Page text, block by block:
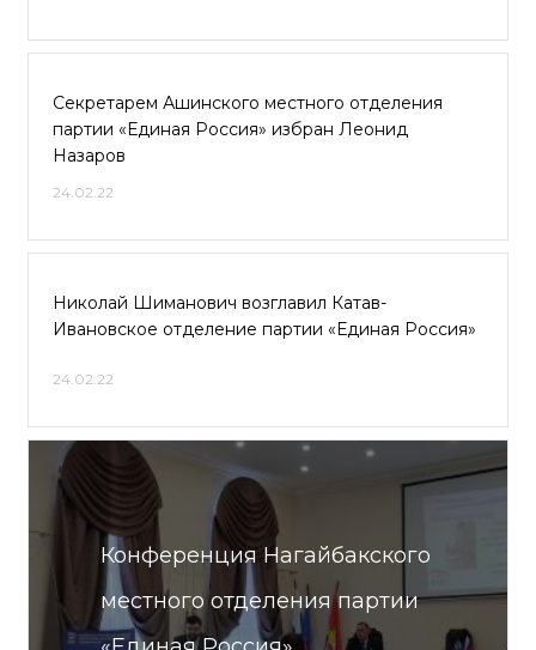
Секретарем Ашинского местного отделения
партии «Единая Россия» избран Леонид
Назаров
24.02.22
Николай Шиманович возглавил Катав-
Ивановское отделение партии «Единая Россия»
24.02.22
Конференция Нагайбакского
местного отделения партии